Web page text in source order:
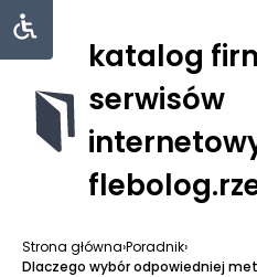
katalog
serwisów
Strona główna›Poradnik›
Dlaczego wybór odpowiedniej